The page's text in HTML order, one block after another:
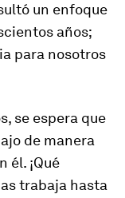
un enfoque
años;
para nosotros
se espera que
de manera
él. ¡Qué
trabaja hasta